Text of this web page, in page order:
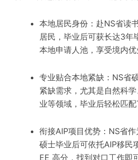
本地居民身份：赴NS省读
居民，毕业后可获长达3年
本地申请人池，享受境内优
专业贴合本地紧缺：NS省
紧缺需求，尤其是自然科
业等领域，毕业后轻松匹
衔接AIP项目优势：NS省作
硕士毕业后可依托AIP移民
EE 高分，找到对口工作即